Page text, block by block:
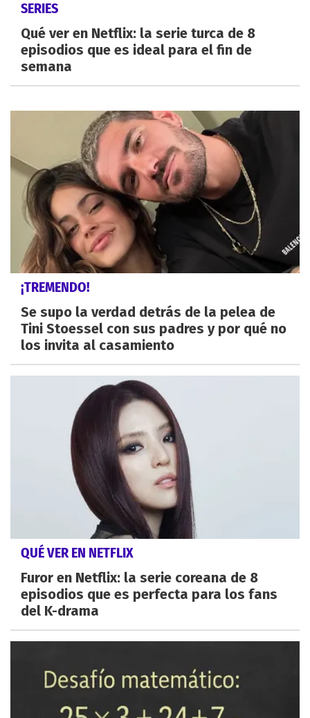
SERIES
Qué ver en Netflix: la serie turca de 8
episodios que es ideal para el fin de
semana
¡TREMENDO!
Se supo la verdad detrás de la pelea de
Tini Stoessel con sus padres y por qué no
los invita al casamiento
QUÉ VER EN NETFLIX
Furor en Netflix: la serie coreana de 8
episodios que es perfecta para los fans
del K-drama